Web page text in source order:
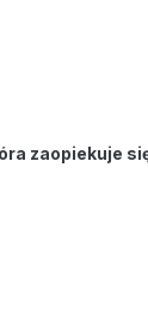
zaopiekuje